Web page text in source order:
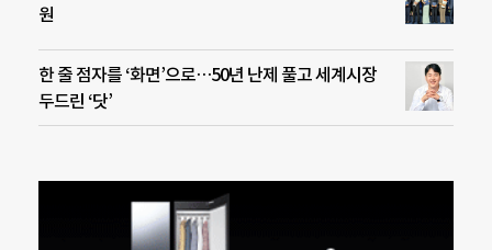
원
한 줄 점자를 ‘화면’으로…50년 난제 풀고 세계시장
두드린 ‘닷’